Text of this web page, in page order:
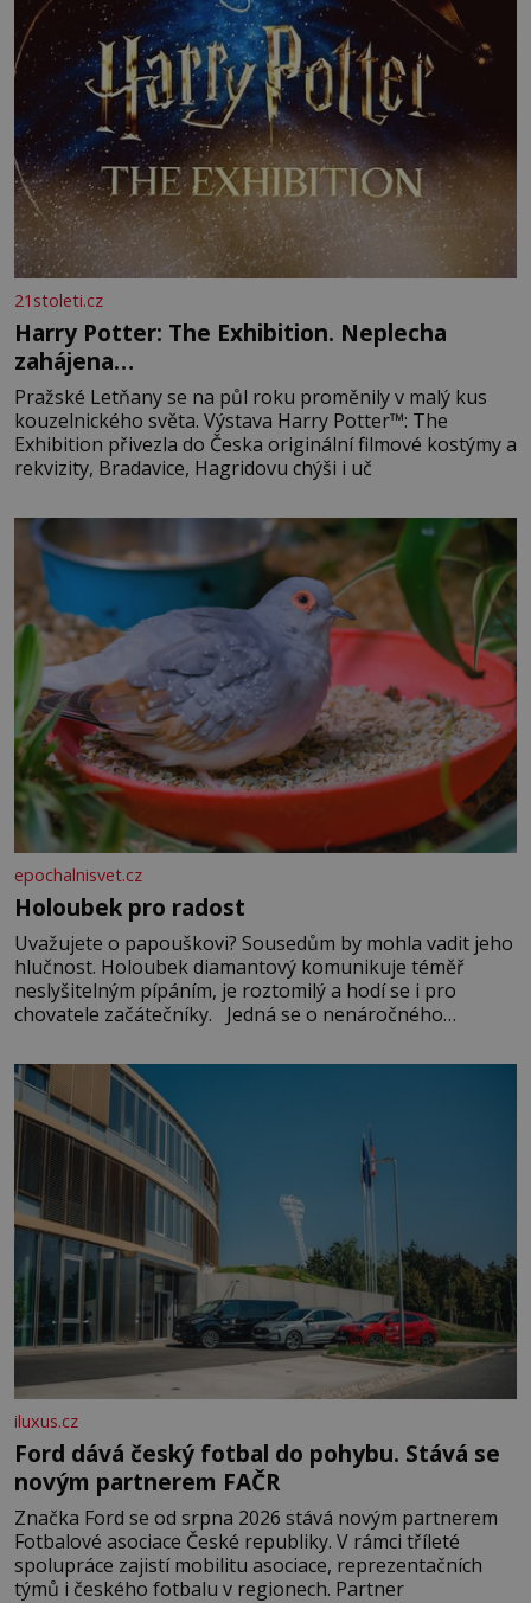
21stoleti.cz
Harry Potter: The Exhibition. Neplecha
zahájena…
Pražské Letňany se na půl roku proměnily v malý kus
kouzelnického světa. Výstava Harry Potter™: The
Exhibition přivezla do Česka originální filmové kostýmy a
rekvizity, Bradavice, Hagridovu chýši i uč
epochalnisvet.cz
Holoubek pro radost
Uvažujete o papouškovi? Sousedům by mohla vadit jeho
hlučnost. Holoubek diamantový komunikuje téměř
neslyšitelným pípáním, je roztomilý a hodí se i pro
chovatele začátečníky. Jedná se o nenáročného
času tráví na zemi, kde sbírá zbytky semínek Jeho
domovinou je prakticky celá Austrálie s výjimkou
pobřežní oblasti.
iluxus.cz
Ford dává český fotbal do pohybu. Stává se
novým partnerem FAČR
Značka Ford se od srpna 2026 stává novým partnerem
Fotbalové asociace České republiky. V rámci tříleté
spolupráce zajistí mobilitu asociace, reprezentačních
týmů i českého fotbalu v regionech. Partner